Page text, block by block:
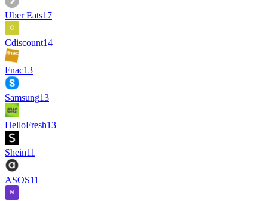
Uber Eats17
Cdiscount14
Fnac13
Samsung13
HelloFresh13
Shein11
ASOS11